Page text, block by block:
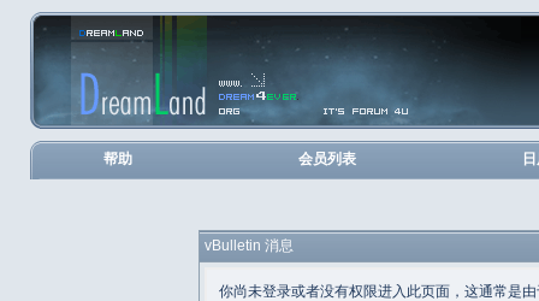
帮助 会员列表
vBulletin 消息
你尚未登录或者没有权限进入此页面，这通常是